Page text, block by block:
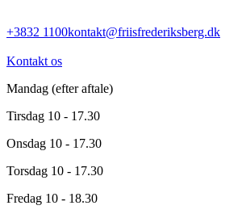
+3832 1100kontakt@friisfrederiksberg.dk
Kontakt os
Mandag (efter aftale)
Tirsdag 10 - 17.30
Onsdag 10 - 17.30
Torsdag 10 - 17.30
Fredag 10 - 18.30